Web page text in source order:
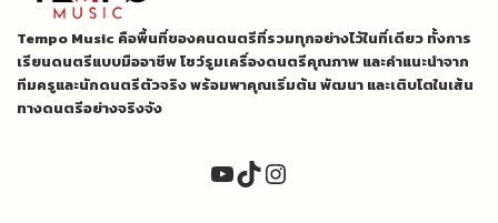
Tempo Music คือพื้นที่ของคนดนตรีที่รวมทุกอย่างไว้ในที่เดียว ทั้งการ
เรียนดนตรีแบบมืออาชีพ โชว์รูมเครื่องดนตรีคุณภาพ และคำแนะนำจาก
ทีมครูและนักดนตรีตัวจริง พร้อมพาคุณเริ่มต้น พัฒนา และเติบโตในเส้น
ทางดนตรีอย่างจริงจัง
YouTube
TikTok
Instagram